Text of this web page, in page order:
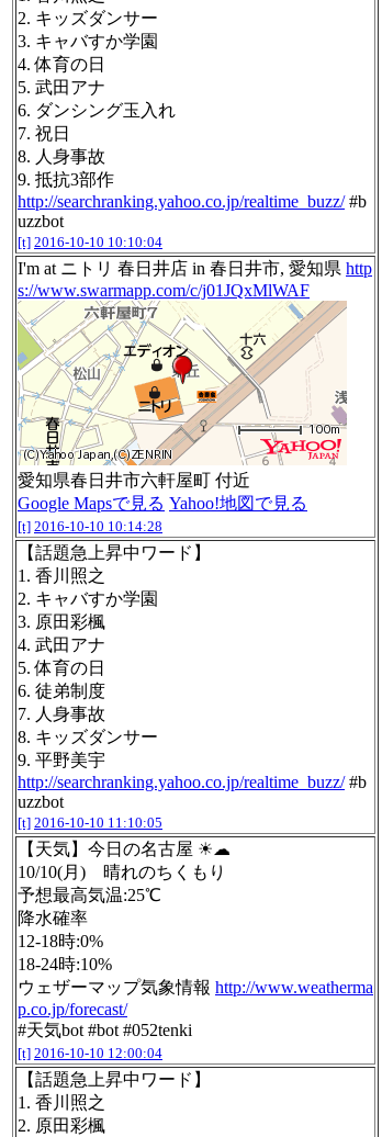
2. キッズダンサー
3. キャバすか学園
4. 体育の日
5. 武田アナ
6. ダンシング玉入れ
7. 祝日
8. 人身事故
9. 抵抗3部作
http://searchranking.yahoo.co.jp/realtime_buzz/#b
uzzbot
[t] 2016-10-10 10:10:04
I'm at ニトリ 春日井店 in 春日井市, 愛知県 http
s://www.swarmapp.com/c/j01JQxMlWAF
愛知県春日井市六軒屋町 付近
Google Mapsで見る Yahoo!地図で見る
[t] 2016-10-10 10:14:28
【話題急上昇中ワード】
1. 香川照之
2. キャバすか学園
3. 原田彩楓
4. 武田アナ
5. 体育の日
6. 徒弟制度
7. 人身事故
8. キッズダンサー
9. 平野美宇
http://searchranking.yahoo.co.jp/realtime_buzz/#b
uzzbot
[t] 2016-10-10 11:10:05
【天気】今日の名古屋 ☀☁
10/10(月) 晴れのちくもり
予想最高気温:25℃
降水確率
12-18時:0%
18-24時:10%
ウェザーマップ気象情報 http://www.weatherma
p.co.jp/forecast/
#天気bot #bot #052tenki
[t] 2016-10-10 12:00:04
【話題急上昇中ワード】
1. 香川照之
2. 原田彩楓